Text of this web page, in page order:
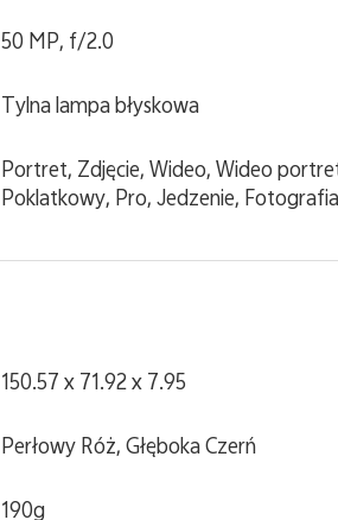
50 MP, f/2.0
Tylna lampa błyskowa
Portret, Zdjęcie, Wideo, Wideo
Poklatkowy, Pro, Jedzenie,
150.57 x 71.92 x 7.95
Perłowy Róż, Głęboka Czerń
190g